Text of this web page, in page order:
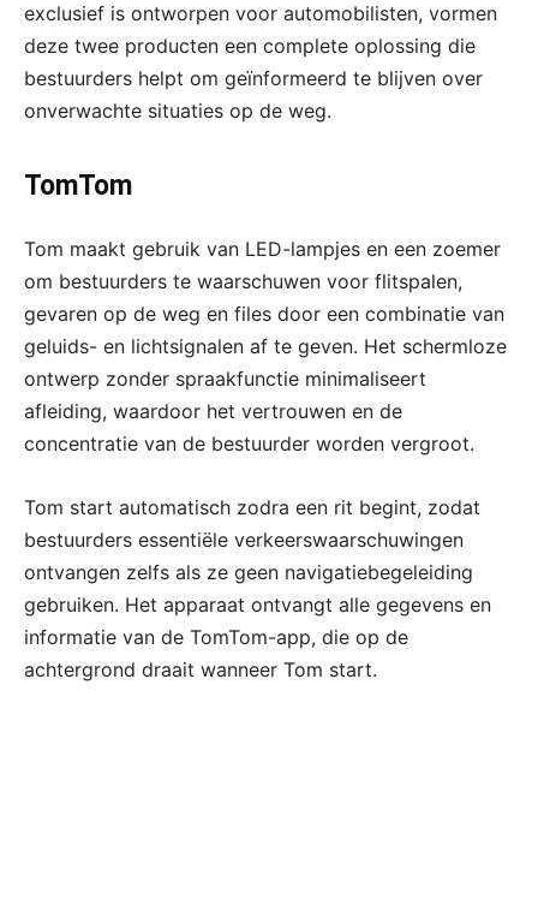
exclusief is ontworpen voor automobilisten, vormen
deze twee producten een complete oplossing die
bestuurders helpt om geïnformeerd te blijven over
onverwachte situaties op de weg.
TomTom
Tom maakt gebruik van LED-lampjes en een zoemer
om bestuurders te waarschuwen voor flitspalen,
gevaren op de weg en files door een combinatie van
geluids- en lichtsignalen af te geven. Het schermloze
ontwerp zonder spraakfunctie minimaliseert
afleiding, waardoor het vertrouwen en de
concentratie van de bestuurder worden vergroot.
Tom start automatisch zodra een rit begint, zodat
bestuurders essentiële verkeerswaarschuwingen
ontvangen zelfs als ze geen navigatiebegeleiding
gebruiken. Het apparaat ontvangt alle gegevens en
informatie van de TomTom-app, die op de
achtergrond draait wanneer Tom start.